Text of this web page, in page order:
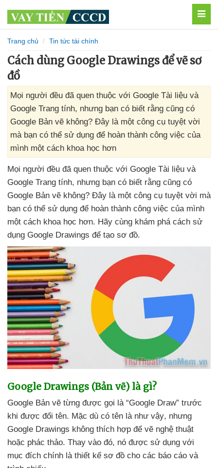
Trang chủ Tin tức tài chính
Cách dùng Google Drawings để vẽ sơ
đồ
Mọi người đều đã quen thuộc với Google Tài liệu và
Google Trang tính, nhưng bạn có biết rằng cũng có
Google Bản vẽ không? Đây là một công cụ tuyệt vời
mà bạn có thể sử dụng để hoàn thành công việc của
mình một cách khoa học hơn
Mọi người đều đã quen thuộc với Google Tài liệu và
Google Trang tính, nhưng bạn có biết rằng cũng có
Google Bản vẽ không? Đây là một công cụ tuyệt vời mà
bạn có thể sử dụng để hoàn thành công việc của mình
một cách khoa học hơn. Hãy cùng khám phá cách sử
dụng Google Drawings để tạo sơ đồ.
Google Drawings (Bản vẽ) là gì?
Google Bản vẽ từng được gọi là “Google Draw” trước
khi được đổi tên. Mặc dù có tên là như vậy, nhưng
Google Drawings không thích hợp để vẽ nghệ thuật
hoặc phác thảo. Thay vào đó, nó được sử dụng với
mục đích chính là thiết kế sơ đồ cho các báo cáo và